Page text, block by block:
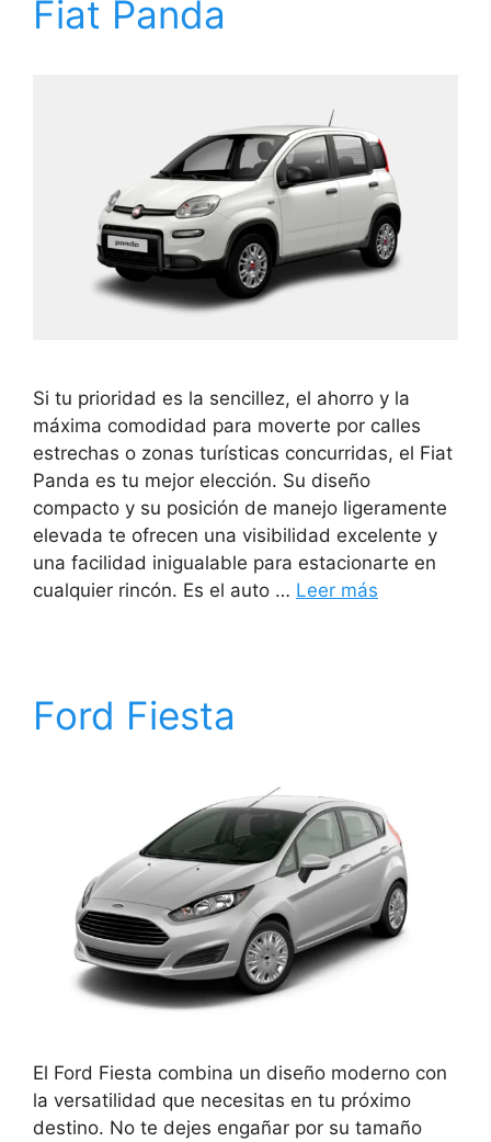
Fiat Panda
Si tu prioridad es la sencillez, el ahorro y la
máxima comodidad para moverte por calles
estrechas o zonas turísticas concurridas, el Fiat
Panda es tu mejor elección. Su diseño
compacto y su posición de manejo ligeramente
elevada te ofrecen una visibilidad excelente y
una facilidad inigualable para estacionarte en
cualquier rincón. Es el auto … Leer más
Ford Fiesta
El Ford Fiesta combina un diseño moderno con
la versatilidad que necesitas en tu próximo
destino. No te dejes engañar por su tamaño